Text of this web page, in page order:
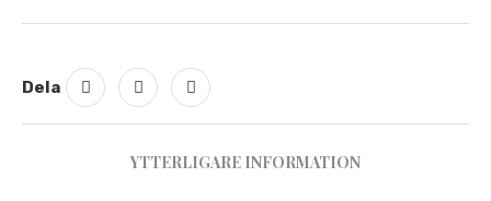
Dela
YTTERLIGARE INFORMATION